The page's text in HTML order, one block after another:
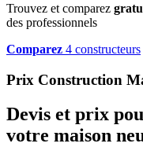
Trouvez et comparez
des professionnels
Comparez 4 constructeurs
Prix Construction
Devis et prix
votre maison